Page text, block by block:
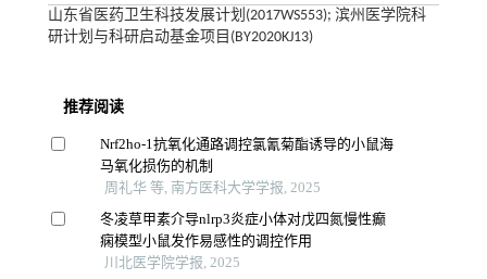
山东省医药卫生科技发展计划(2017WS553); 滨州医学院科
研计划与科研启动基金项目(BY2020KJ13)